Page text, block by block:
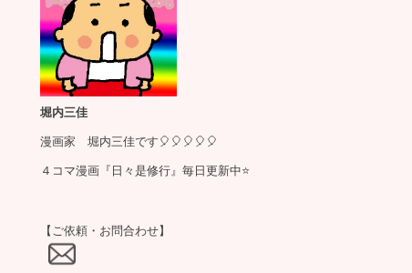
堀内三佳
漫画家 堀内三佳です🎈🎈🎈🎈🎈
４コマ漫画『日々是修行』毎日更新中⭐️
【ご依頼・お問合わせ】